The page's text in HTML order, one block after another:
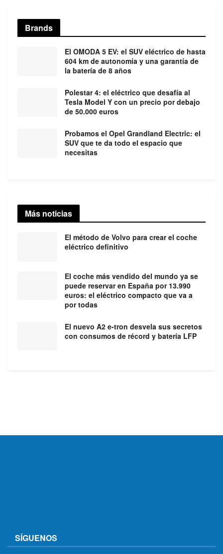
Brands
El OMODA 5 EV: el SUV eléctrico de hasta
604 km de autonomía y una garantía de
la batería de 8 años
Polestar 4: el eléctrico que desafía al
Tesla Model Y con un precio por debajo
de 50.000 euros
Probamos el Opel Grandland Electric: el
SUV que te da todo el espacio que
necesitas
Más noticias
El método de Volvo para crear el coche
eléctrico definitivo
El coche más vendido del mundo ya se
puede reservar en España por 13.990
euros: el eléctrico compacto que va a
por todas
El nuevo A2 e-tron desvela sus secretos
con consumos de récord y batería LFP
SÍGUENOS